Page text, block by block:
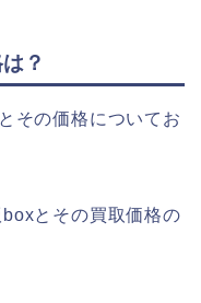
？
その価格についてお
とその買取価格の